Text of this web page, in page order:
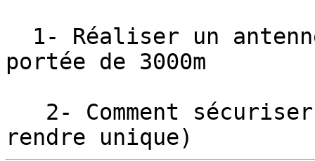
portée de 3000m